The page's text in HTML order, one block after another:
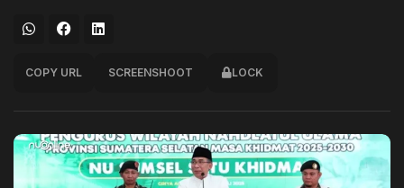
COPY URL SCREENSHOOT LOCK